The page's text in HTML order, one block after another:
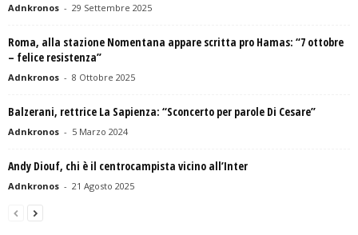
Adnkronos - 29 Settembre 2025
Roma, alla stazione Nomentana appare scritta pro Hamas: “7 ottobre
– felice resistenza”
Adnkronos - 8 Ottobre 2025
Balzerani, rettrice La Sapienza: “Sconcerto per parole Di Cesare”
Adnkronos - 5 Marzo 2024
Andy Diouf, chi è il centrocampista vicino all’Inter
Adnkronos - 21 Agosto 2025